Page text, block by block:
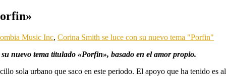
Music Inc, Corina Smith se luce con su nuevo tema "Porfin"
nuevo tema titulado «Porfin», basado en el amor propio.
sola urbano que saco en este periodo. El apoyo que ha tenido